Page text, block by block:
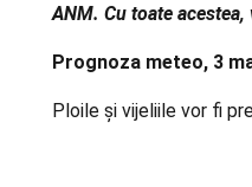
ANM. Cu toate
Prognoza meteo, 3
Ploile și vijeliile vor fi